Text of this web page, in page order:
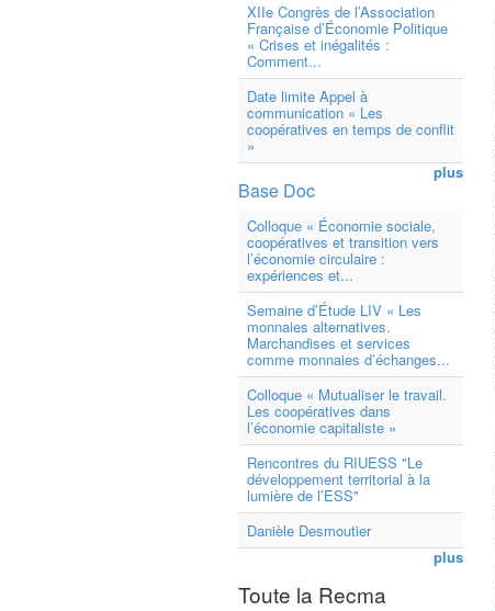
XIIe Congrès de l’Association
Française d’Économie Politique
« Crises et inégalités :
Comment...
Date limite Appel à
communication « Les
coopératives en temps de conflit
»
plus
Base Doc
Colloque « Économie sociale,
coopératives et transition vers
l’économie circulaire :
expériences et...
Semaine d’Étude LIV « Les
monnaies alternatives.
Marchandises et services
comme monnaies d’échanges...
Colloque « Mutualiser le travail.
Les coopératives dans
l’économie capitaliste »
Rencontres du RIUESS "Le
développement territorial à la
lumière de l’ESS"
Danièle Desmoutier
plus
Toute la Recma